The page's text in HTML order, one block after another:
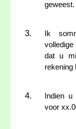
geweest.
Ik
dat u
rekening
Indien
voor